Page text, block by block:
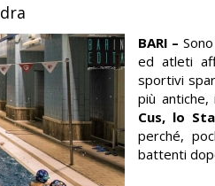
BARI –
ed atleti
sportivi
più
Cus, lo
perché,
battenti